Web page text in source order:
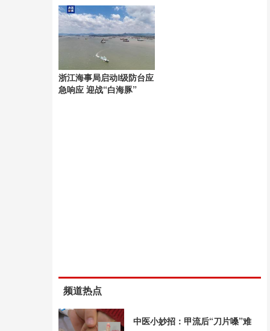
具极端性
浙江海事局启动Ⅰ级防台应
急响应 迎战“白海豚”
频道热点
中医小妙招：甲流后“刀片嗓”难